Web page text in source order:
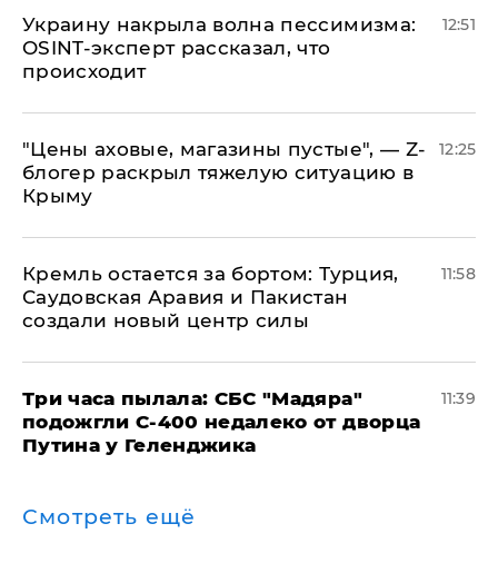
​Украину накрыла волна пессимизма:
OSINT-эксперт рассказал, что
происходит
12:51
​"Цены аховые, магазины пустые", — Z-
блогер раскрыл тяжелую ситуацию в
Крыму
12:25
​Кремль остается за бортом: Турция,
Саудовская Аравия и Пакистан
создали новый центр силы
11:58
Три часа пылала: СБС "Мадяра"
подожгли С-400 недалеко от дворца
Путина у Геленджика
11:39
Смотреть ещё